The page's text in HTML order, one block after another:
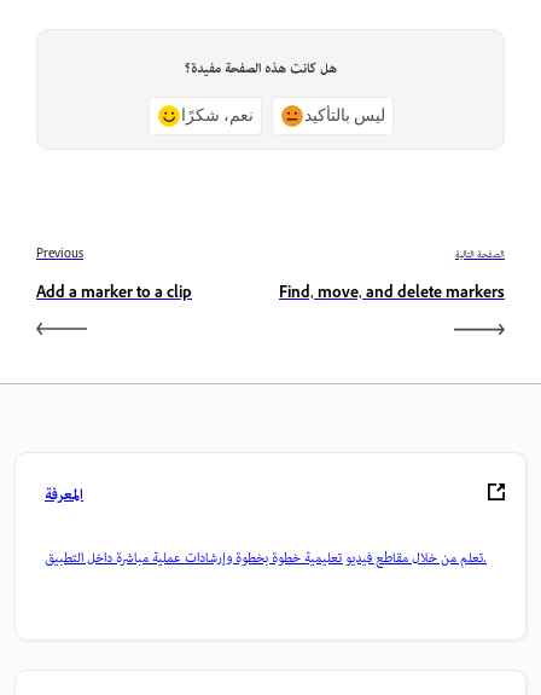
هل كانت هذه الصفحة مفيدة؟
نعم، شكرًا ليس بالتأكيد
Previous
Add a marker to a clip
الصفحة التالية
Find, move, and delete markers
المعرفة
تعلم من خلال مقاطع فيديو تعليمية خطوة بخطوة وإرشادات عملية مباشرة داخل التطبيق.